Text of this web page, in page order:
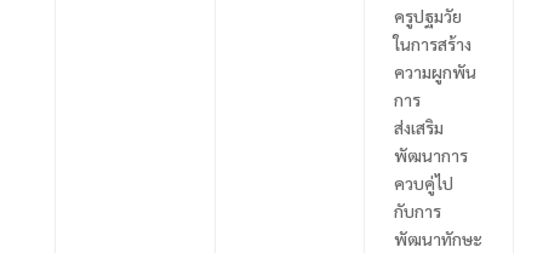
ครูปฐมวัย
ในการสร้าง
ความผูกพัน
การ
ส่งเสริม
พัฒนาการ
ควบคู่ไป
กับการ
พัฒนาทักษะ